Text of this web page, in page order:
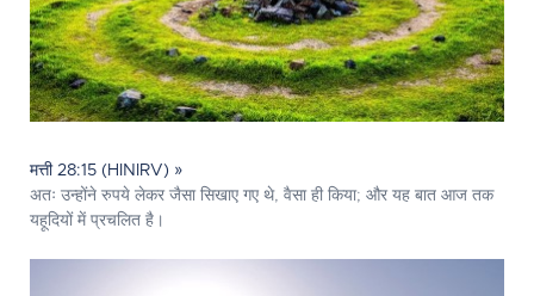
मत्ती 28:15 (HINIRV) »
अतः उन्होंने रुपये लेकर जैसा सिखाए गए थे, वैसा ही किया; और यह बात आज तक
यहूदियों में प्रचलित है।